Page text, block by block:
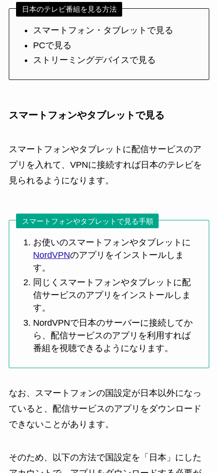
日本のテレビ番組を見る方法
スマートフォン・タブレットで見る
PCで見る
ストリーミングデバイスで見る
スマートフォンやタブレットで見る
スマートフォンやタブレットに配信サービスのア
プリを入れて、VPNに接続すれば日本のテレビを
見られるようになります。
スマートフォンやタブレットで見る手順
お使いのスマートフォンやタブレットに
NordVPNのアプリをインストールしま
す。
同じくスマートフォンやタブレットに配
信サービスのアプリをインストールしま
す。
NordVPNで日本のサーバーに接続してか
ら、配信サービスのアプリを利用すれば
番組を視聴できるようになります。
なお、スマートフォンの国設定が日本以外になっ
ていると、配信サービスのアプリをダウンロード
できないことがあります。
そのため、以下の方法で国設定を「日本」にした